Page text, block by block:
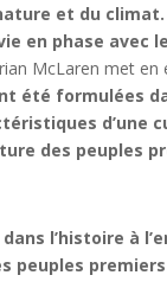
et du climat.
en phase avec
McLaren met
été formulées
d’une
des peuples
l’histoire à
peuples premiers